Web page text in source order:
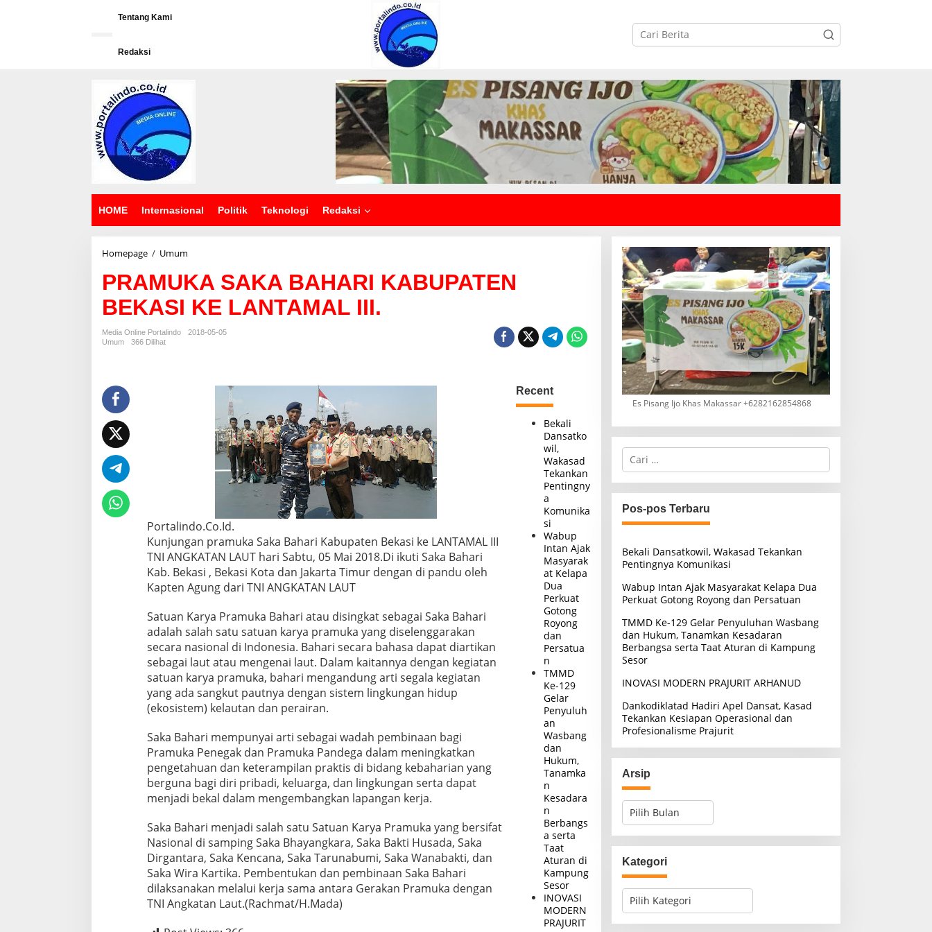
Tentang Kami
Redaksi
HOME Internasional Politik Teknologi Redaksi
Homepage / Umum
A
M
U
K
A
A
T
E
N
B
E
A
S
I
K
E
L
A
T
M
A
L
I
I
PRAMUKA SAKA BAHARI KABUPATEN
BEKASI KE LANTAMAL III.
Media Online Portalindo
2018-05-05
Umum
366 Dilihat
Portalindo.Co.Id.
Kunjungan pramuka Saka Bahari Kabupaten Bekasi ke LANTAMAL III
TNI ANGKATAN LAUT hari Sabtu, 05 Mai 2018.Di ikuti Saka Bahari
Kab. Bekasi , Bekasi Kota dan Jakarta Timur dengan di pandu oleh
Kapten Agung dari TNI ANGKATAN LAUT
Satuan Karya Pramuka Bahari atau disingkat sebagai Saka Bahari
adalah salah satu satuan karya pramuka yang diselenggarakan
secara nasional di Indonesia. Bahari secara bahasa dapat diartikan
sebagai laut atau mengenai laut. Dalam kaitannya dengan kegiatan
satuan karya pramuka, bahari mengandung arti segala kegiatan
yang ada sangkut pautnya dengan sistem lingkungan hidup
(ekosistem) kelautan dan perairan.
Saka Bahari mempunyai arti sebagai wadah pembinaan bagi
Pramuka Penegak dan Pramuka Pandega dalam meningkatkan
pengetahuan dan keterampilan praktis di bidang kebaharian yang
berguna bagi diri pribadi, keluarga, dan lingkungan serta dapat
menjadi bekal dalam mengembangkan lapangan kerja.
Saka Bahari menjadi salah satu Satuan Karya Pramuka yang bersifat
Nasional di samping Saka Bhayangkara, Saka Bakti Husada, Saka
Dirgantara, Saka Kencana, Saka Tarunabumi, Saka Wanabakti, dan
Saka Wira Kartika. Pembentukan dan pembinaan Saka Bahari
dilaksanakan melalui kerja sama antara Gerakan Pramuka dengan
TNI Angkatan Laut.(Rachmat/H.Mada)
Recent
Bekali
Dansatko
wil,
Wakasad
Tekankan
Pentingny
a
Komunika
si
Wabup
Intan Ajak
Masyarak
at Kelapa
Dua
Perkuat
Gotong
Royong
dan
Persatua
n
TMMD
Ke-129
Gelar
Penyuluh
an
Wasbang
dan
Hukum,
Tanamka
n
Kesadara
n
Berbangs
a serta
Taat
Aturan di
Kampung
Sesor
INOVASI
MODERN
PRAJURIT
Es Pisang Ijo Khas Makassar +6282162854868
C
i
u
n
t
k
:
Pos-pos Terbaru
Bekali Dansatkowil, Wakasad Tekankan
Pentingnya Komunikasi
Wabup Intan Ajak Masyarakat Kelapa Dua
Perkuat Gotong Royong dan Persatuan
TMMD Ke-129 Gelar Penyuluhan Wasbang
dan Hukum, Tanamkan Kesadaran
Berbangsa serta Taat Aturan di Kampung
Sesor
INOVASI MODERN PRAJURIT ARHANUD
Dankodiklatad Hadiri Apel Dansat, Kasad
Tekankan Kesiapan Operasional dan
Profesionalisme Prajurit
Arsip
A
i
pKategori
K